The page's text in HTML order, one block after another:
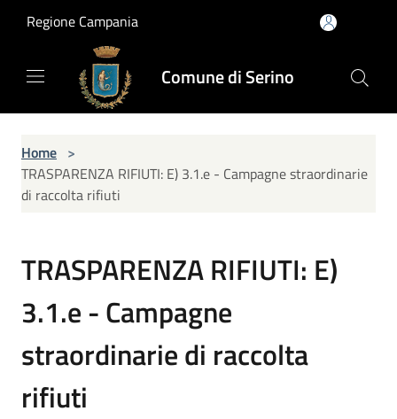
Regione Campania
Comune di Serino
Home >
TRASPARENZA RIFIUTI: E) 3.1.e - Campagne straordinarie
di raccolta rifiuti
TRASPARENZA RIFIUTI: E)
3.1.e - Campagne
straordinarie di raccolta
rifiuti